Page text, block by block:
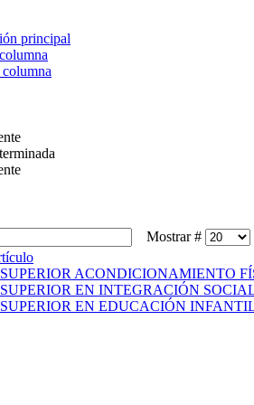
principal
columna
Mostrar #
ACONDICIONAMIENTO
EN INTEGRACIÓN
EN EDUCACIÓN